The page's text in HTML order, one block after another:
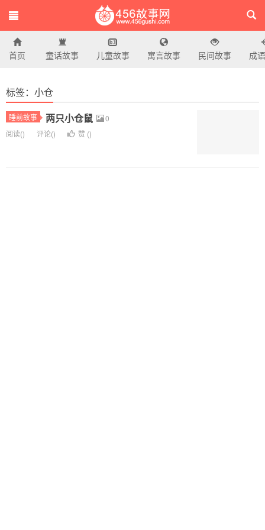
首页 童话故事 儿童故事 寓言故事 民间故事 成
标签：小仓
睡前故事 两只小仓鼠
0
阅读() 评论() 赞 ()